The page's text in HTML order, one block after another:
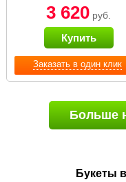
Заказать в один клик
3 620 руб.
Купить
Больше
Букеты